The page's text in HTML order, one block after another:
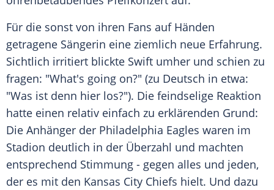
Für die sonst von ihren Fans auf Händen
getragene Sängerin eine ziemlich neue Erfahrung.
Sichtlich irritiert blickte Swift umher und schien zu
fragen: "What's going on?" (zu Deutsch in etwa:
"Was ist denn hier los?"). Die feindselige Reaktion
hatte einen relativ einfach zu erklärenden Grund:
Die Anhänger der Philadelphia Eagles waren im
Stadion deutlich in der Überzahl und machten
entsprechend Stimmung - gegen alles und jeden,
der es mit den Kansas City Chiefs hielt. Und dazu